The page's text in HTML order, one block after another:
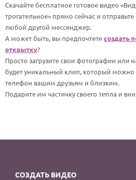
Маме
Папе
Детям
Все родственники
ПЕРСОНАЛЬНЫЕ
Пожелания
Скачайте бесплатное готовое видео
трогательное» прямо сейчас и
любой другой мессенджер.
А может быть, вы предпочтетесоздать
открытку?
Просто загрузите свои фотографии или
будет уникальный клип, который можно
телефон вашим друзьям и близким.
Подарите им частичку своего тепла и
СОЗДАТЬ ВИДЕО